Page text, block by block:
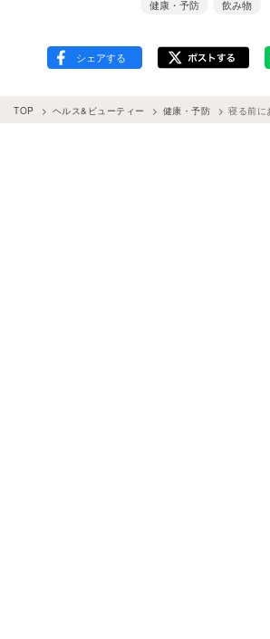
健康・予防 飲み物
TOP ヘルス&ビューティー 健康・予防 寝る前に